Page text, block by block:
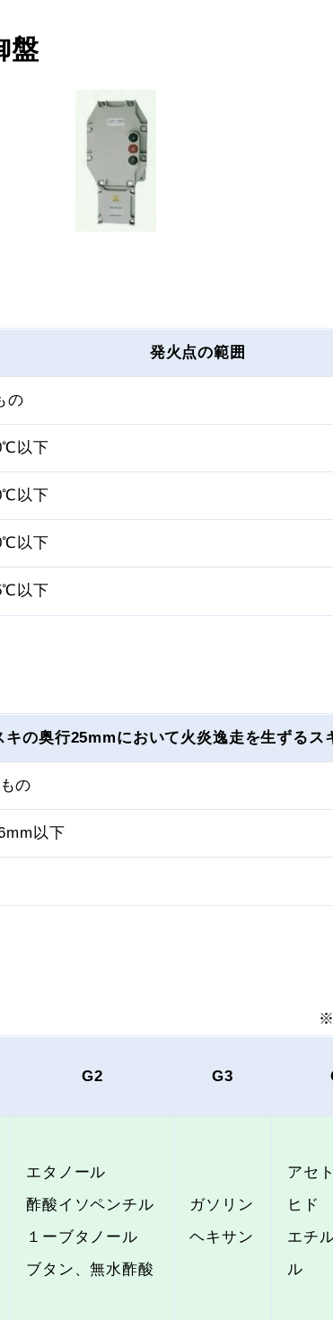
盤
発火点の範囲
の
以下
以下
以下
以下
キの奥行25mmにおいて火炎逸走を生ずるス
の
以下
※
G2 G3
エタノール
酢酸イソペンチル
１ーブタノール
ブタン、無水酢酸
ガソリン
ヘキサン
アセ
ヒド
エチ
ル